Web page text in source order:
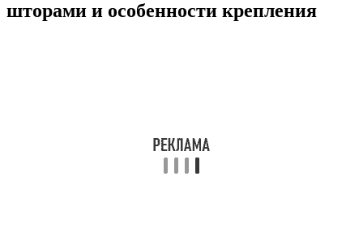
шторами и особенности крепления